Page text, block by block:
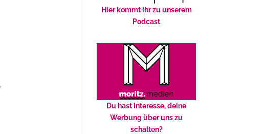
Hier kommt ihr zu unserem
Podcast
Du hast Interesse, deine
Werbung über uns zu
schalten?